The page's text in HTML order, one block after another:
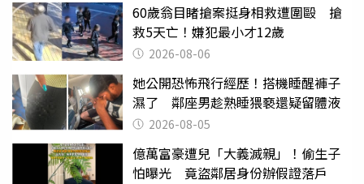
60歲翁目睹搶案挺身相救遭圍毆 搶
救5天亡！嫌犯最小才12歲
2026-08-06
她公開恐怖飛行經歷！搭機睡醒褲子
濕了 鄰座男趁熟睡猥褻還疑留體液
2026-08-05
億萬富豪遭兒「大義滅親」！偷生子
怕曝光 竟盜鄰居身份辦假證落戶